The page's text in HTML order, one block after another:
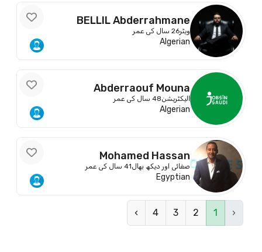
BELLIL Abderrahmane
Abdelkader
ویٹر26 سال کی عمر
Algerian
Abderraouf Mouna
الیکٹریشن48 سال کی عمر
Algerian
Mohamed Hassan
صفائی اور دیکھ بھال41 سال کی عمر
Egyptian
‹
1
2
3
4
›